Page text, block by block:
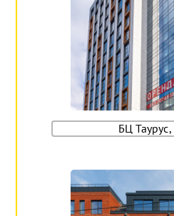
БЦ Таурус,